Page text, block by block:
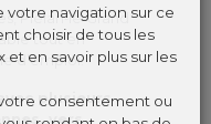
Plélan‑le‑Grand
tout en
d’emploi.
plusieurs
vers
votre navigation sur ce
choisir de tous les
et en savoir plus sur les
consentement ou